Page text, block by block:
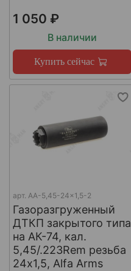
1 050 ₽
В наличии
Купить сейчас
арт. AA-5,45-24x1,5-2
Газоразгруженный
ДТКП закрытого типа
на АК-74, кал.
5,45/.223Rem резьба
24х1,5, Alfa Arms